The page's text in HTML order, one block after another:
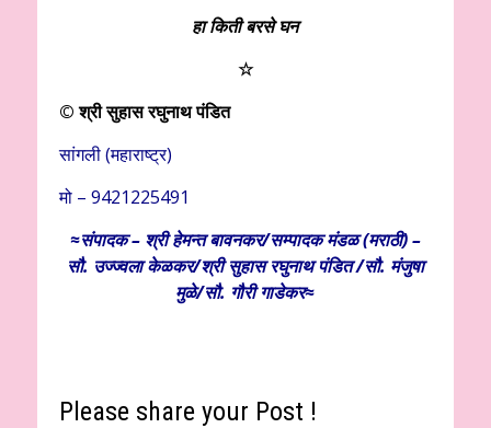
हा किती बरसे घन
☆
© श्री सुहास रघुनाथ पंडित
सांगली (महाराष्ट्र)
मो – 9421225491
≈संपादक – श्री हेमन्त बावनकर/सम्पादक मंडळ (मराठी) –
सौ. उज्ज्वला केळकर/श्री सुहास रघुनाथ पंडित /सौ. मंजुषा
मुळे/सौ. गौरी गाडेकर≈
Please share your Post !